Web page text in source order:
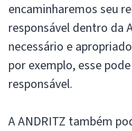
encaminharemos seu
responsável dentro da
necessário e
por exemplo, esse
responsável.
A ANDRITZ também